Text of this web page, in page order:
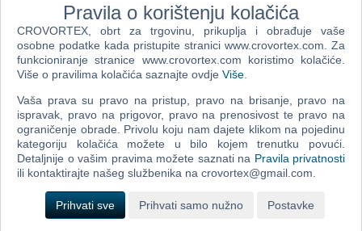
Grand Theft Auto Vice City (PC)
Grand Theft Auto IV (PC)
Call Of Duty 4 Modern Warfare (PC)
Spider - Man 3 (PC)
Assassin's Creed (PC)
Webshop newsletter
Pravila o korištenju kolačića
CROVORTEX, obrt za trgovinu, prikuplja i obrađuje vaše
osobne podatke kada pristupite stranici www.crovortex.com. Za
funkcioniranje stranice www.crovortex.com koristimo kolačiće.
Više o pravilima kolačića saznajte ovdje Više
Vaša prava su pravo na pristup, pravo na brisanje, pravo na
ispravak, pravo na prigovor, pravo na prenosivost te pravo na
ograničenje obrade. Privolu koju nam dajete klikom na pojedinu
kategoriju kolačića možete u bilo kojem trenutku povući.
Detaljnije o vašim pravima možete saznati na Pravila privatnosti
ili kontaktirajte našeg službenika na crovortex@gmail.com.
Prihvati sve Prihvati samo nužno Postavke